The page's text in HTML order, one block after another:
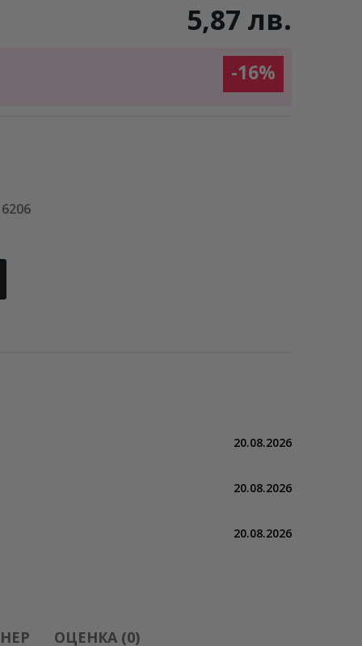
5,87 лв.
-16%
20.08.2026
20.08.2026
20.08.2026
ОЦЕНКА (0)